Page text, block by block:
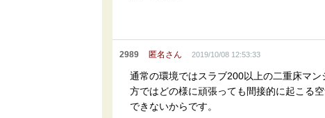
2989 匿名さん 2019/10/08 12:53:33
通常の環境ではスラブ200以上の二重床マ
方ではどの様に頑張っても間接的に起こる
できないからです。